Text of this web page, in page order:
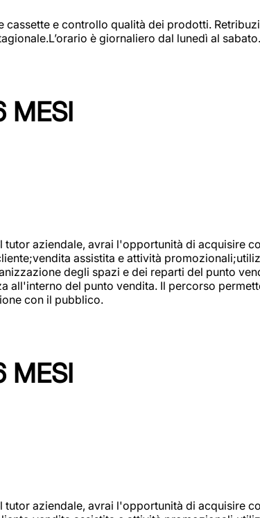
e controllo qualità dei prodotti.
è giornaliero dal lunedì al sabato.
MESI
aziendale, avrai l'opportunità di acquisire
assistita e attività
degli spazi e dei reparti del punto
del punto vendita. Il percorso
con il pubblico.
MESI
aziendale, avrai l'opportunità di acquisire